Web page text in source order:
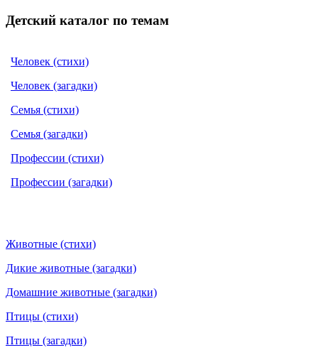
Детский каталог по темам
Человек (стихи)
Человек (загадки)
Семья (стихи)
Семья (загадки)
Профессии (стихи)
Профессии (загадки)
Животные (стихи)
Дикие животные (загадки)
Домашние животные (загадки)
Птицы (стихи)
Птицы (загадки)